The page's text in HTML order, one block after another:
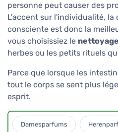
personne peut causer des
L'accent sur l'individualité,
consciente est donc la
vous choisissiez le
herbes ou les petits rituels
Parce que lorsque les
tout le corps se sent plus
esprit.
Damesparfums